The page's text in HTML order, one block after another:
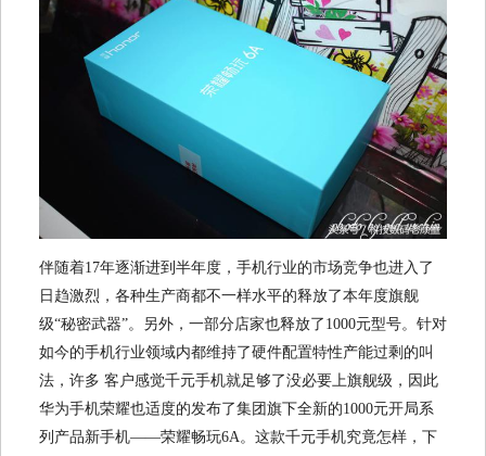
伴随着17年逐渐进到半年度，手机行业的市场竞争也进入了
日趋激烈，各种生产商都不一样水平的释放了本年度旗舰
级“秘密武器”。另外，一部分店家也释放了1000元型号。针对
如今的手机行业领域内都维持了硬件配置特性产能过剩的叫
法，许多 客户感觉千元手机就足够了没必要上旗舰级，因此
华为手机荣耀也适度的发布了集团旗下全新的1000元开局系
列产品新手机——荣耀畅玩6A。这款千元手机究竟怎样，下